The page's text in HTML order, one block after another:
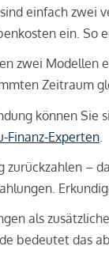
einfach zwei
ein. So
zwei Modellen
Zeitraum
können Sie
Finanz-Experten
zurückzahlen –
als
bedeutet das